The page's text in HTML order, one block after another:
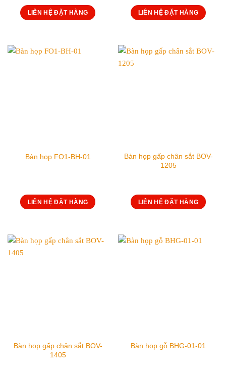
LIÊN HỆ ĐẶT HÀNG LIÊN HỆ ĐẶT HÀNG
Bàn họp FO1-BH-01
LIÊN HỆ ĐẶT HÀNG
Bàn họp gấp chân sắt BOV-
1205
LIÊN HỆ ĐẶT HÀNG
Bàn họp gấp chân sắt BOV-
1405
Bàn họp gỗ BHG-01-01